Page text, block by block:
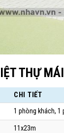
THỰ
CHI TIẾT
1 phòng khách, 1
11x23m